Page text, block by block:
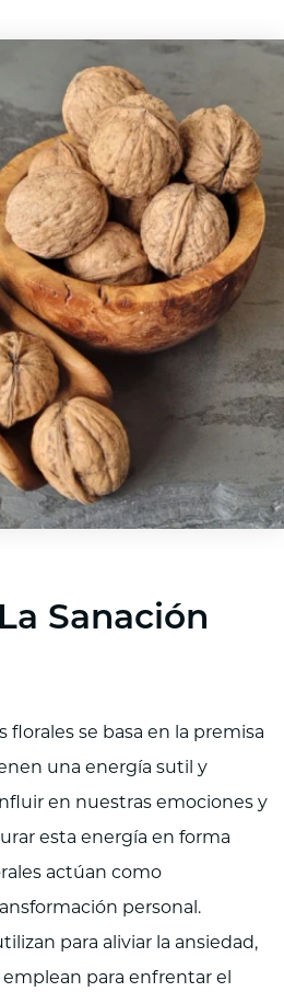
Sanación
florales se basa en la premisa
una energía sutil y
en nuestras emociones y
esta energía en forma
actúan como
personal.
para aliviar la ansiedad,
para enfrentar el